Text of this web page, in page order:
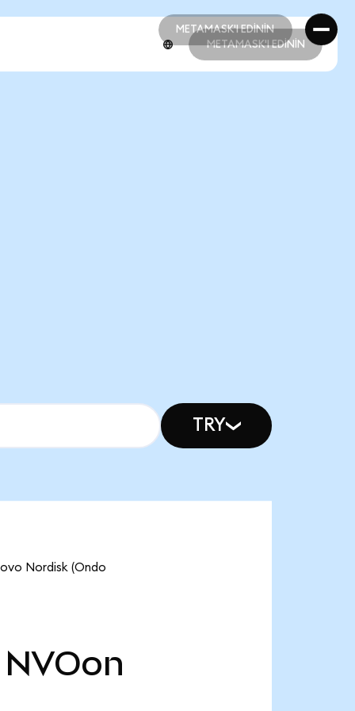
METAMASK'I EDİNİN
METAMASK'I EDİNİN
METAMASK'I EDİNİN
TRY
Nordisk (Ondo
NVOon